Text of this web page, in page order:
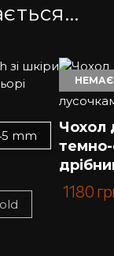
mm
НЕМАЄ
Чохол
темно-
1180